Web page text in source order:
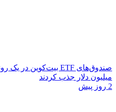
میلیون دلار جذب کردند
2 روز پیش